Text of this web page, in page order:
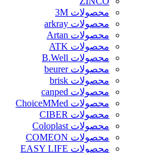
محصولات 3M
محصولات arkray
محصولات Artan
محصولات ATK
محصولات B.Well
محصولات beurer
محصولات brisk
محصولات canped
محصولات ChoiceMMed
محصولات CIBER
محصولات Coloplast
محصولات COMEON
محصولات EASY LIFE